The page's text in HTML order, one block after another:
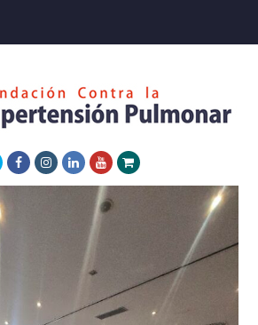
TwitterFacebookInstagram
LinkedInYoutube
Xing